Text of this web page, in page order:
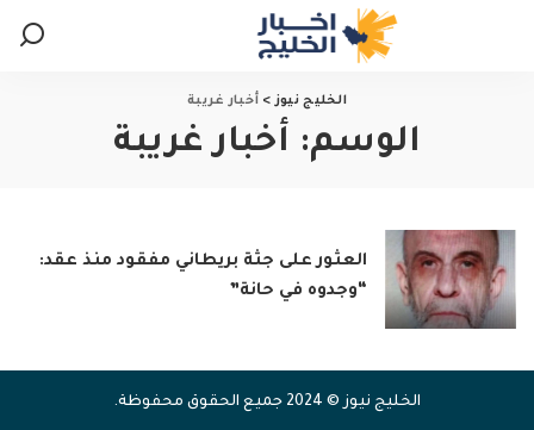
الخليج نيوز> أخبار غريبة
الوسم: أخبار غريبة
العثور على جثة بريطاني مفقود منذ عقد:
“وجدوه في حانة”
الخليج نيوز © 2024 جميع الحقوق محفوظة.